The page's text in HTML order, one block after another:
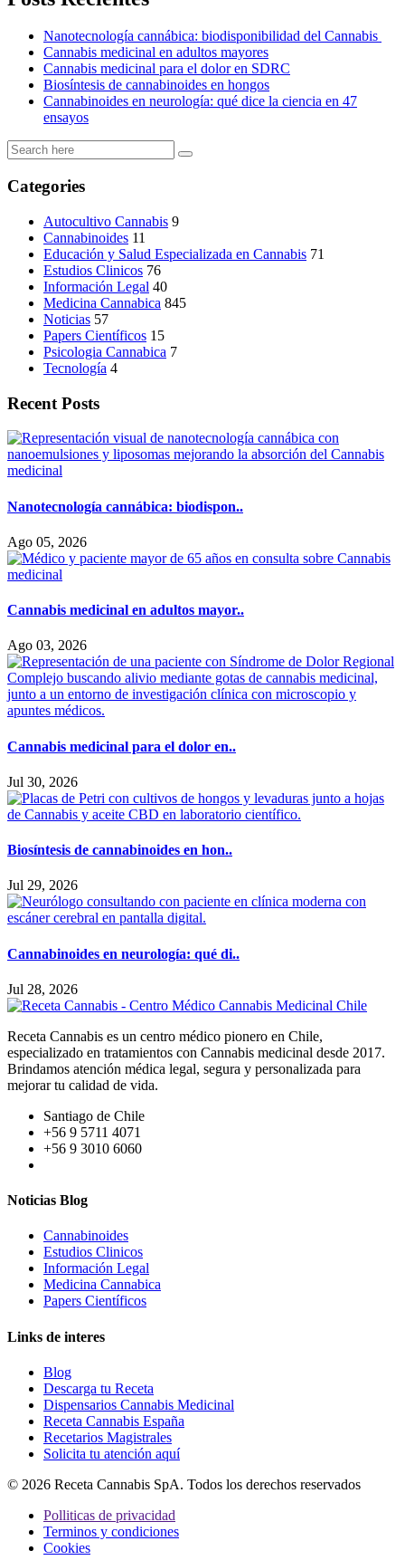
Nanotecnología cannábica: biodisponibilidad del Cannabis
Cannabis medicinal en adultos mayores
Cannabis medicinal para el dolor en SDRC
Biosíntesis de cannabinoides en hongos
Cannabinoides en neurología: qué dice la ciencia en 47
ensayos
Categories
Autocultivo Cannabis 9
Cannabinoides 11
Educación y Salud Especializada en Cannabis 71
Estudios Clinicos 76
Información Legal 40
Medicina Cannabica 845
Noticias 57
Papers Científicos 15
Psicologia Cannabica 7
Tecnología 4
Recent Posts
Nanotecnología cannábica: biodispon..
Ago 05, 2026
Cannabis medicinal en adultos mayor..
Ago 03, 2026
Cannabis medicinal para el dolor en..
Jul 30, 2026
Biosíntesis de cannabinoides en hon..
Jul 29, 2026
Cannabinoides en neurología: qué di..
Jul 28, 2026
Receta Cannabis es un centro médico pionero en Chile,
especializado en tratamientos con Cannabis medicinal desde 2017.
Brindamos atención médica legal, segura y personalizada para
mejorar tu calidad de vida.
Santiago de Chile
+56 9 5711 4071
+56 9 3010 6060
Noticias Blog
Cannabinoides
Estudios Clinicos
Información Legal
Medicina Cannabica
Papers Científicos
Links de interes
Blog
Descarga tu Receta
Dispensarios Cannabis Medicinal
Receta Cannabis España
Recetarios Magistrales
Solicita tu atención aquí
© 2026 Receta Cannabis SpA. Todos los derechos reservados
Polliticas de privacidad
Terminos y condiciones
Cookies